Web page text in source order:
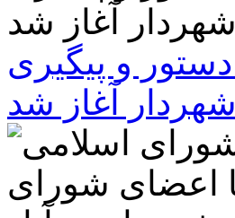
و پیگیری
شهردار آغاز شد